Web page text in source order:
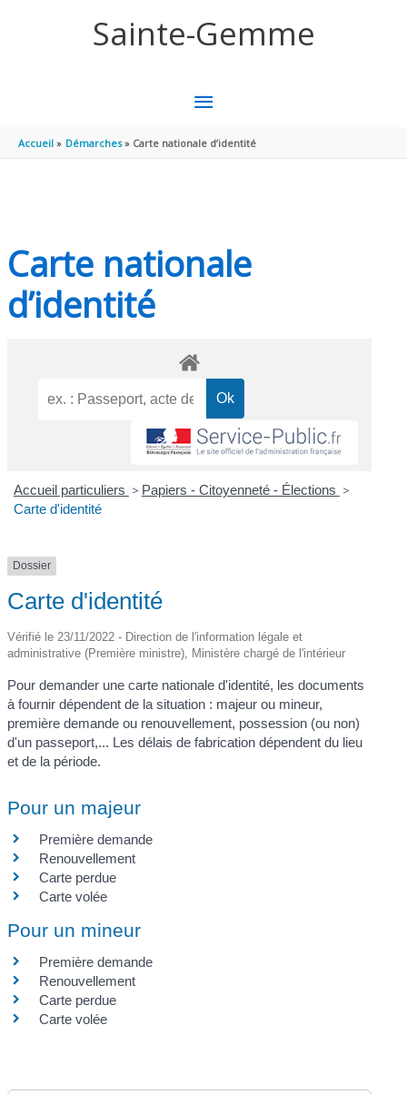
Sainte-Gemme
MENU
PRINCIPAL
Accueil Démarches Carte nationale d’identité
Carte nationale
d’identité
Accueil particuliers > Papiers - Citoyenneté - Élections >
Carte d'identité
Dossier
Carte d'identité
Vérifié le 23/11/2022 - Direction de l'information légale et
administrative (Première ministre), Ministère chargé de l'intérieur
Pour demander une carte nationale d'identité, les documents
à fournir dépendent de la situation : majeur ou mineur,
première demande ou renouvellement, possession (ou non)
d'un passeport,... Les délais de fabrication dépendent du lieu
et de la période.
Pour un majeur
Première demande
Renouvellement
Carte perdue
Carte volée
Pour un mineur
Première demande
Renouvellement
Carte perdue
Carte volée